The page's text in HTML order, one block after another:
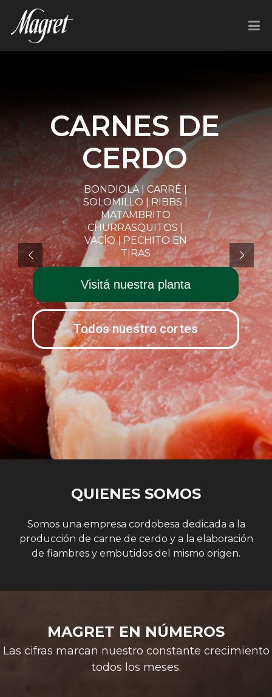
CARNES DE
CERDO
BONDIOLA | CARRÉ |
SOLOMILLO | RIBBS |
MATAMBRITO
CHURRASQUITOS |
VACÍO | PECHITO EN
TIRAS
Todos nuestro cortes
Visitá nuestra planta
QUIENES SOMOS
Somos una empresa cordobesa dedicada a la
producción de carne de cerdo y a la elaboración
de fiambres y embutidos del mismo origen.
MAGRET EN NÚMEROS
Las cifras marcan nuestro constante crecimiento
todos los meses.